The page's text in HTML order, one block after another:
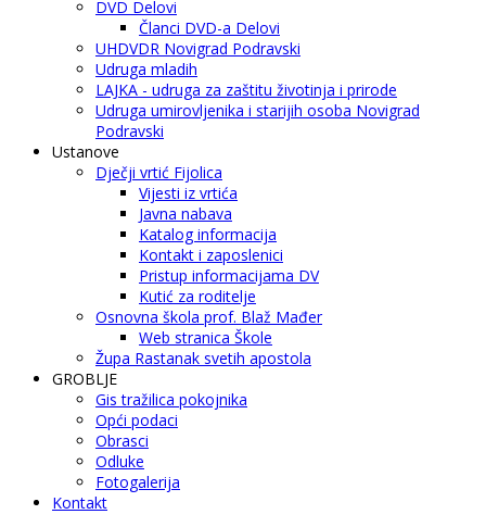
DVD Delovi
Članci DVD-a Delovi
UHDVDR Novigrad Podravski
Udruga mladih
LAJKA - udruga za zaštitu životinja i prirode
Udruga umirovljenika i starijih osoba Novigrad
Podravski
Ustanove
Dječji vrtić Fijolica
Vijesti iz vrtića
Javna nabava
Katalog informacija
Kontakt i zaposlenici
Pristup informacijama DV
Kutić za roditelje
Osnovna škola prof. Blaž Mađer
Web stranica Škole
Župa Rastanak svetih apostola
GROBLJE
Gis tražilica pokojnika
Opći podaci
Obrasci
Odluke
Fotogalerija
Kontakt